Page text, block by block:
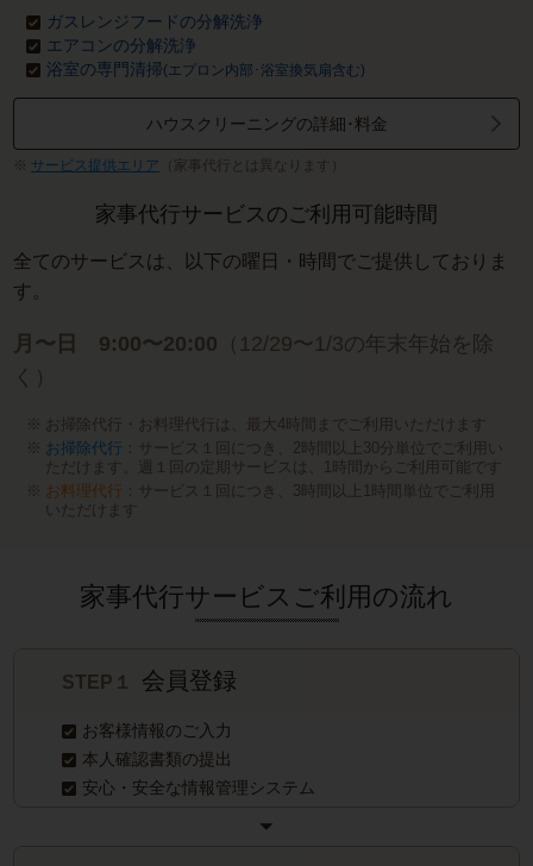
ガスレンジフードの分解洗浄
エアコンの分解洗浄
浴室の専門清掃(エプロン内部･浴室換気扇含む)
ハウスクリーニングの詳細･料金
サービス提供エリア （家事代行とは異なります）
家事代行サービスのご利用可能時間
全てのサービスは、以下の曜日・時間でご提供しておりま
す。
月〜日 9:00〜20:00 （12/29〜1/3の年末年始を除
く）
お掃除代行・お料理代行は、最大4時間までご利用いただけます
お掃除代行 ：サービス１回につき、2時間以上30分単位でご利用い
ただけます。週１回の定期サービスは、1時間からご利用可能です
お料理代行 ：サービス１回につき、3時間以上1時間単位でご利用
いただけます
家事代行サービスご利用の流れ
STEP１ 会員登録
お客様情報のご入力
本人確認書類の提出
安心・安全な情報管理システム